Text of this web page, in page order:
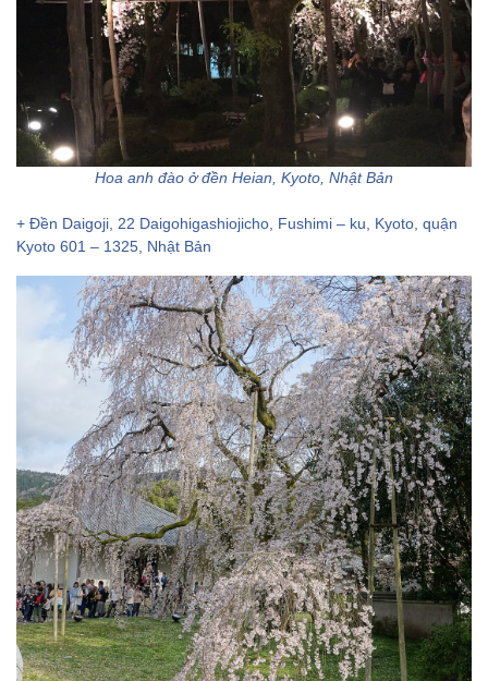
Hoa anh đào ở đền Heian, Kyoto, Nhật Bản
+ Đền Daigoji, 22 Daigohigashiojicho, Fushimi – ku, Kyoto, quận
Kyoto 601 – 1325, Nhật Bản